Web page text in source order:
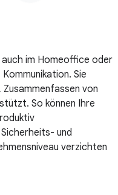
im Homeoffice oder
Sie
, Zusammenfassen von
So können Ihre
und
verzichten